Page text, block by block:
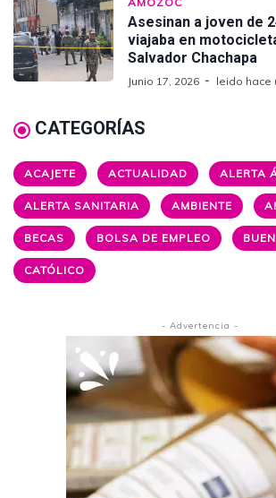
Asesinan a joven de
viajaba en
Salvador Chachapa
Junio 17, 2026 leido hace
CATEGORÍAS
ACAJETE ACTUALIDAD ALERTA
ALERTA SANITARIA AMBIENTE
BECAS BOLSA DE EMPLEO
CATÓLICO
- Advertencia -